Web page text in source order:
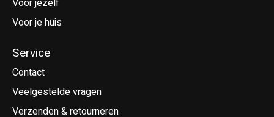
Voor je huis
Service
Contact
Veelgestelde vragen
Verzenden & retourneren